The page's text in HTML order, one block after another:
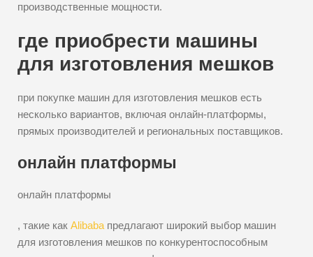
производственные мощности.
где приобрести машины
для изготовления мешков
при покупке машин для изготовления мешков есть
несколько вариантов, включая онлайн-платформы,
прямых производителей и региональных поставщиков.
онлайн платформы
онлайн платформы
, такие как Alibaba предлагают широкий выбор машин
для изготовления мешков по конкурентоспособным